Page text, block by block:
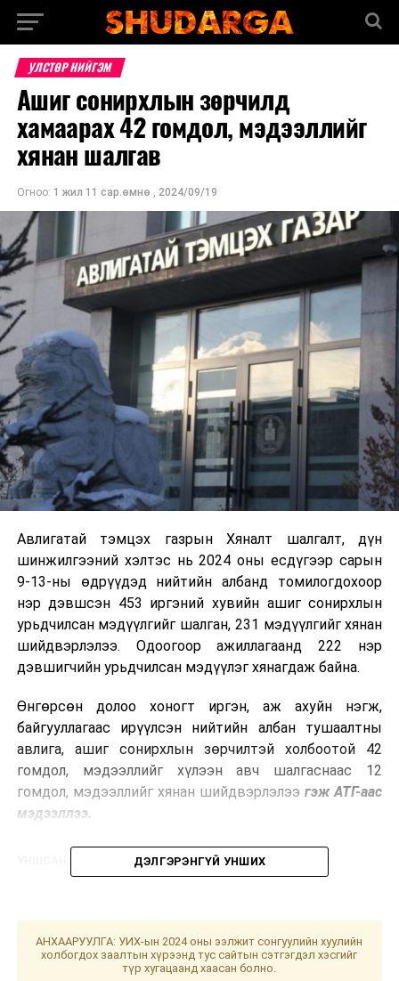
УЛСТӨР НИЙГЭМ
Ашиг сонирхлын зөрчилд
хамаарах 42 гомдол, мэдээллийг
хянан шалгав
Огноо: 1 жил 11 сар.өмнө , 2024/09/19
Авлигатай тэмцэх газрын Хяналт шалгалт, дүн
шинжилгээний хэлтэс нь 2024 оны есдүгээр сарын
9-13-ны өдрүүдэд нийтийн албанд томилогдохоор
нэр дэвшсэн 453 иргэний хувийн ашиг сонирхлын
урьдчилсан мэдүүлгийг шалган, 231 мэдүүлгийг хянан
шийдвэрлэлээ. Одоогоор ажиллагаанд 222 нэр
дэвшигчийн урьдчилсан мэдүүлэг хянагдаж байна.
Өнгөрсөн долоо хоногт иргэн, аж ахуйн нэгж,
байгууллагаас ирүүлсэн нийтийн албан тушаалтны
авлига, ашиг сонирхлын зөрчилтэй холбоотой 42
гомдол, мэдээллийг хүлээн авч шалгаснаас 12
гомдол, мэдээллийг хянан шийдвэрлэлээгэж АТГ-аас
мэдээллээ.
ӨМНӨХ МЭДЭЭ
ЗГ: Хяналтын камерыг нэгдсэн сүлжээнд холбоно
ДЭЛГЭРЭНГҮЙ УНШИХ
АНХААРУУЛГА: УИХ-ын 2024 оны ээлжит сонгуулийн хуулийн
холбогдох заалтын хүрээнд тус сайтын сэтгэгдэл хэсгийг
түр хугацаанд хаасан болно.